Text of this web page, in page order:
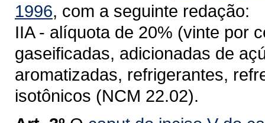
1996, com a seguinte redação:
IIA - alíquota de 20% (vinte por
gaseificadas, adicionadas de
aromatizadas, refrigerantes,
isotônicos (NCM 22.02).